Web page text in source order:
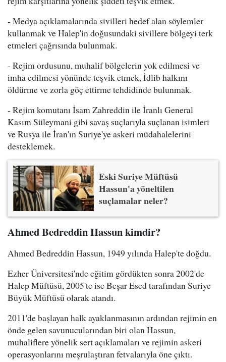
- Medya açıklamalarında sivilleri hedef alan söylemler
kullanmak ve Halep'in doğusundaki sivillere bölgeyi terk
etmeleri çağrısında bulunmak.
- Rejim ordusunu, muhalif bölgelerin yok edilmesi ve
imha edilmesi yönünde teşvik etmek, İdlib halkını
öldürme ve zorla göç ettirme tehdidinde bulunmak.
- Rejim komutanı İsam Zahreddin ile İranlı General
Kasım Süleymani gibi savaş suçlarıyla suçlanan isimleri
ve Rusya ile İran'ın Suriye'ye askeri müdahalelerini
desteklemek.
Eski Suriye Müftüsü
Hassun'a yöneltilen
suçlamalar neler?
Ahmed Bedreddin Hassun kimdir?
Ahmed Bedreddin Hassun, 1949 yılında Halep'te doğdu.
Ezher Üniversitesi'nde eğitim gördükten sonra 2002'de
Halep Müftüsü, 2005'te ise Beşar Esed tarafından Suriye
Büyük Müftüsü olarak atandı.
2011'de başlayan halk ayaklanmasının ardından rejimin en
önde gelen savunucularından biri olan Hassun,
muhaliflere yönelik sert açıklamaları ve rejimin askeri
operasyonlarını meşrulaştıran fetvalarıyla öne çıktı.